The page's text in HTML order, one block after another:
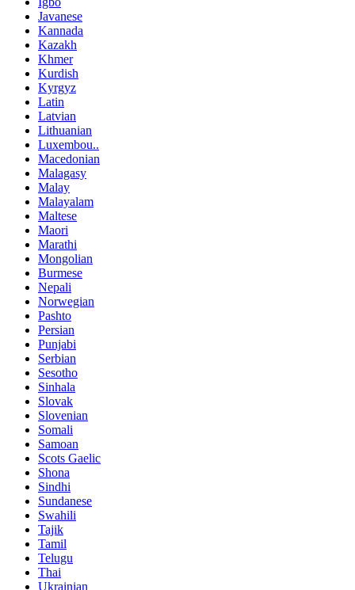
Javanese
Kannada
Kazakh
Khmer
Kurdish
Kyrgyz
Latin
Latvian
Lithuanian
Luxembou..
Macedonian
Malagasy
Malay
Malayalam
Maltese
Maori
Marathi
Mongolian
Burmese
Nepali
Norwegian
Pashto
Persian
Punjabi
Serbian
Sesotho
Sinhala
Slovak
Slovenian
Somali
Samoan
Scots Gaelic
Shona
Sindhi
Sundanese
Swahili
Tajik
Tamil
Telugu
Thai
Ukrainian